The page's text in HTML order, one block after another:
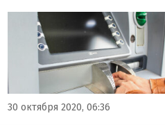
предыдущий год этот
показатель равнялся 5,7 млрд
рублей.
30 октября 2020, 06:36